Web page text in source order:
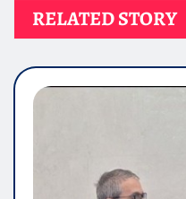
RELATED STORY